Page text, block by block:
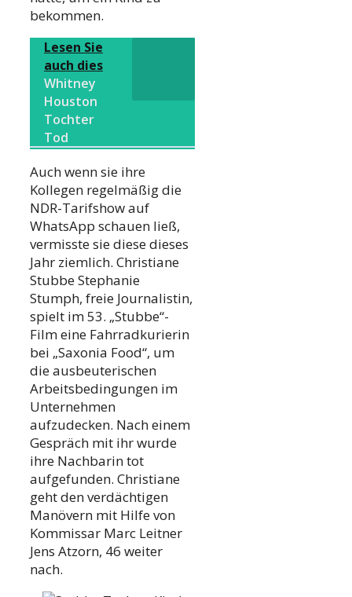
bekommen.
Lesen Sie
auch dies
Whitney
Houston
Tochter
Tod
Auch wenn sie ihre
Kollegen regelmäßig die
NDR-Tarifshow auf
WhatsApp schauen ließ,
vermisste sie diese dieses
Jahr ziemlich. Christiane
Stubbe Stephanie
Stumph, freie Journalistin,
spielt im 53. „Stubbe“-
Film eine Fahrradkurierin
bei „Saxonia Food“, um
die ausbeuterischen
Arbeitsbedingungen im
Unternehmen
aufzudecken. Nach einem
Gespräch mit ihr wurde
ihre Nachbarin tot
aufgefunden. Christiane
geht den verdächtigen
Manövern mit Hilfe von
Kommissar Marc Leitner
Jens Atzorn, 46 weiter
nach.